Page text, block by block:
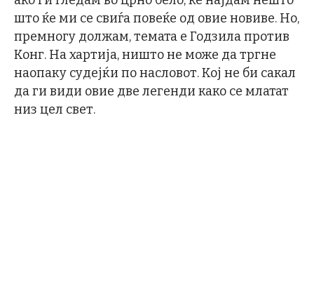
што ќе ми се свиѓа повеќе од овие новиве. Но,
премногу должам, темата е Годзила против
Конг. На хартија, ништо не може да тргне
наопаку судејќи по насловот. Кој не би сакал
да ги види овие две легенди како се млатат
низ цел свет.